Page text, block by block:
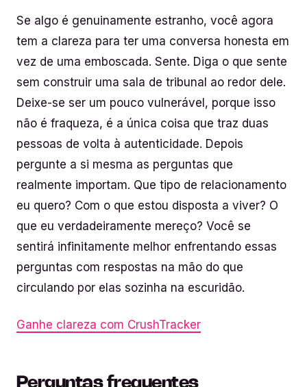
Se algo é genuinamente estranho, você agora
tem a clareza para ter uma conversa honesta em
vez de uma emboscada. Sente. Diga o que sente
sem construir uma sala de tribunal ao redor dele.
Deixe-se ser um pouco vulnerável, porque isso
não é fraqueza, é a única coisa que traz duas
pessoas de volta à autenticidade. Depois
pergunte a si mesma as perguntas que
realmente importam. Que tipo de relacionamento
eu quero? Com o que estou disposta a viver? O
que eu verdadeiramente mereço? Você se
sentirá infinitamente melhor enfrentando essas
perguntas com respostas na mão do que
circulando por elas sozinha na escuridão.
Ganhe clareza com CrushTracker